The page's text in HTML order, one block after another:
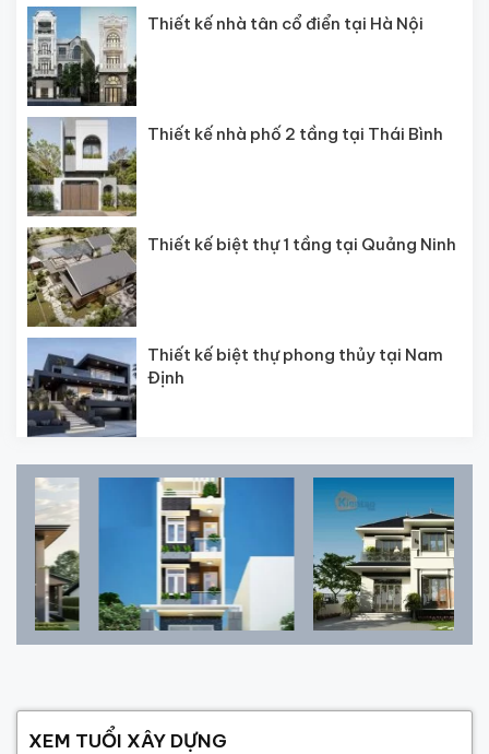
Thiết kế nhà tân cổ điển tại Hà Nội
Thiết kế nhà phố 2 tầng tại Thái Bình
Thiết kế biệt thự 1 tầng tại Quảng Ninh
Thiết kế biệt thự phong thủy tại Nam
Định
XEM TUỔI XÂY DỰNG